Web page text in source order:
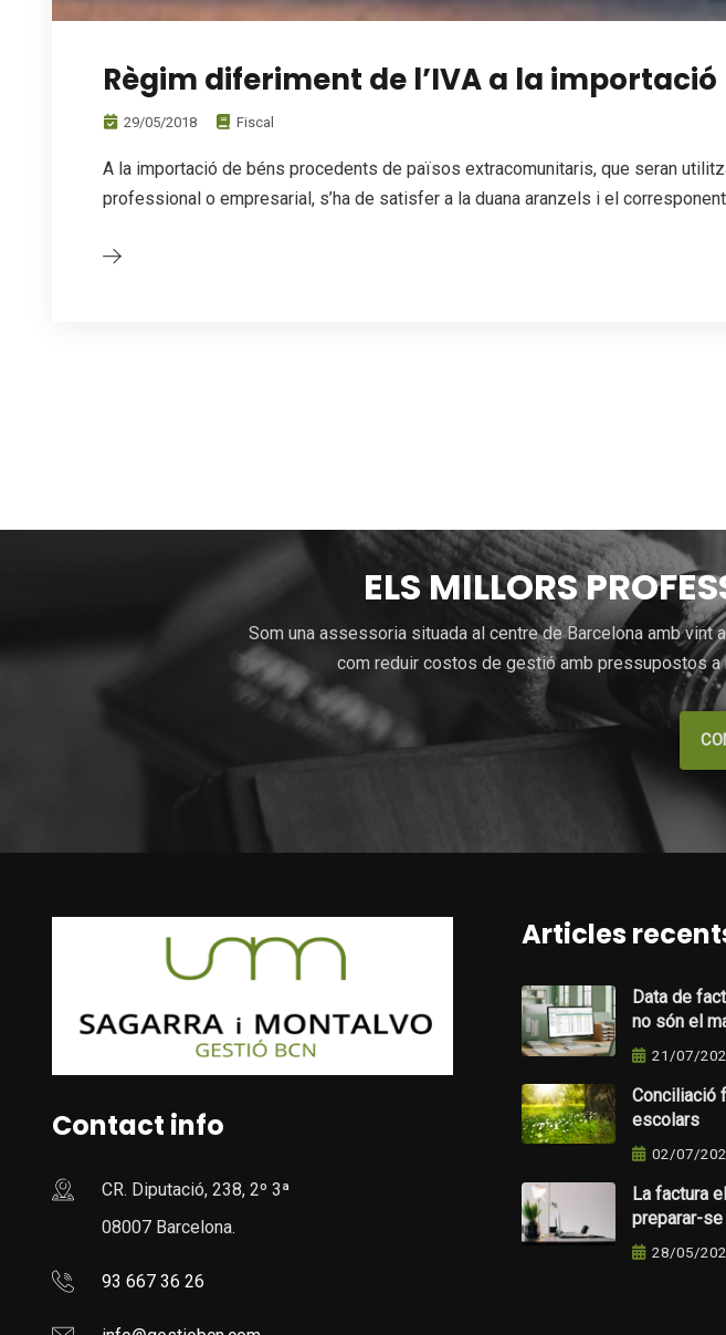
Règim diferiment de l’IVA a la importació
29/05/2018 Fiscal
A la importació de béns procedents de països extracomunitaris, que seran
professional o empresarial, s’ha de satisfer a la duana aranzels i el
ELS MILLORS
Som una assessoria situada al centre de Barcelona amb
com reduir costos de gestió amb pressupostos a
Contact info
CR. Diputació, 238, 2º 3ª
08007 Barcelona.
93 667 36 26
Articles
Data de
no són el
21/07/
Conciliació
escolars
02/07/
La factura
preparar-
28/05/